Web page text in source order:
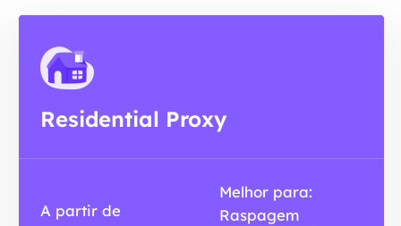
Residential Proxy
A partir de
Melhor para:
Raspagem